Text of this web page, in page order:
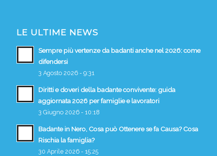
LE ULTIME NEWS
Sempre più vertenze da badanti anche nel 2026: come
difendersi
3 Agosto 2026 - 9:31
Diritti e doveri della badante convivente: guida
aggiornata 2026 per famiglie e lavoratori
3 Giugno 2026 - 10:18
Badante in Nero, Cosa può Ottenere se fa Causa? Cosa
Rischia la famiglia?
30 Aprile 2026 - 15:25